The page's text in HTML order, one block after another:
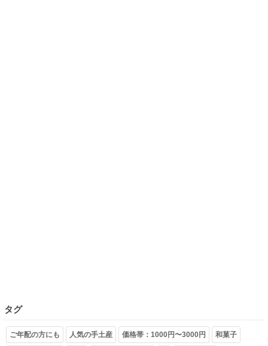
タグ
ご年配の方にも 人気の手土産 価格帯：1000円〜3000円 和菓子